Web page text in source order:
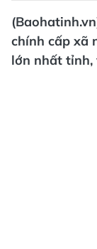
chính cấp xã
lớn nhất